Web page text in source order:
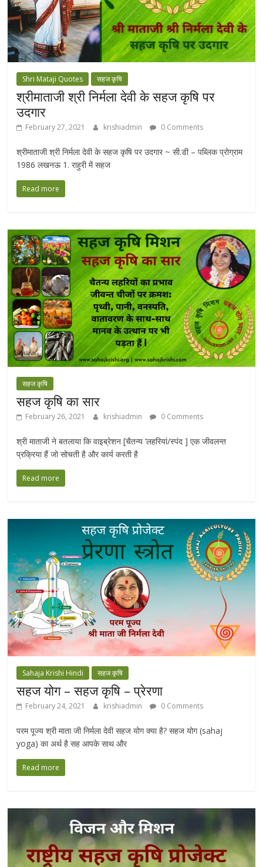
Shri Mataji Quotes सहज कृषि
श्रीमाताजी श्री निर्मला देवी के सहज कृषि पर
उदगार
February 27, 2021 krishiadmin 0 Comments
श्रीमाताजी श्री निर्मला देवी के सहज कृषि पर उदगार ~ सी.डी – पब्लिक प्रोग्राम
1986 लखनऊ 1. राहुरी में सहज
Read more
सहज कृषि
सहज कृषि का सार
February 26, 2021 krishiadmin 0 Comments
श्री माताजी ने बतलाया कि वाइब्रेशन [चैतन्य ‘लहरियां/स्पंद ] एक जीवलन्त
प्रक्रिया हैं जो सोचती है और कार्य करती है
Read more
Sahaja Krishi Hindi सहज कृषि
सहज योग – सहज कृषि – प्रेरणा
February 24, 2021 krishiadmin 0 Comments
परम पूज्य श्री माता जी निर्मला देवी सहज योग क्या है? सहज योग (sahaj
yoga) का अर्थ है सह आपके साथ और
Read more